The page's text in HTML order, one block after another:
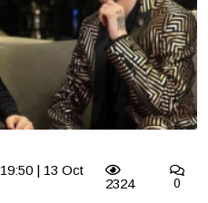
19:50 | 13 Oct
2324 0